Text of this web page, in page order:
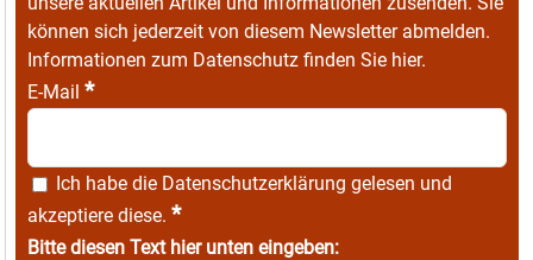
können sich jederzeit von diesem Newsletter abmelden.
Informationen zum Datenschutz finden Sie hier.
E-Mail *
Ich habe die Datenschutzerklärung gelesen und
akzeptiere diese. *
Bitte diesen Text hier unten eingeben: